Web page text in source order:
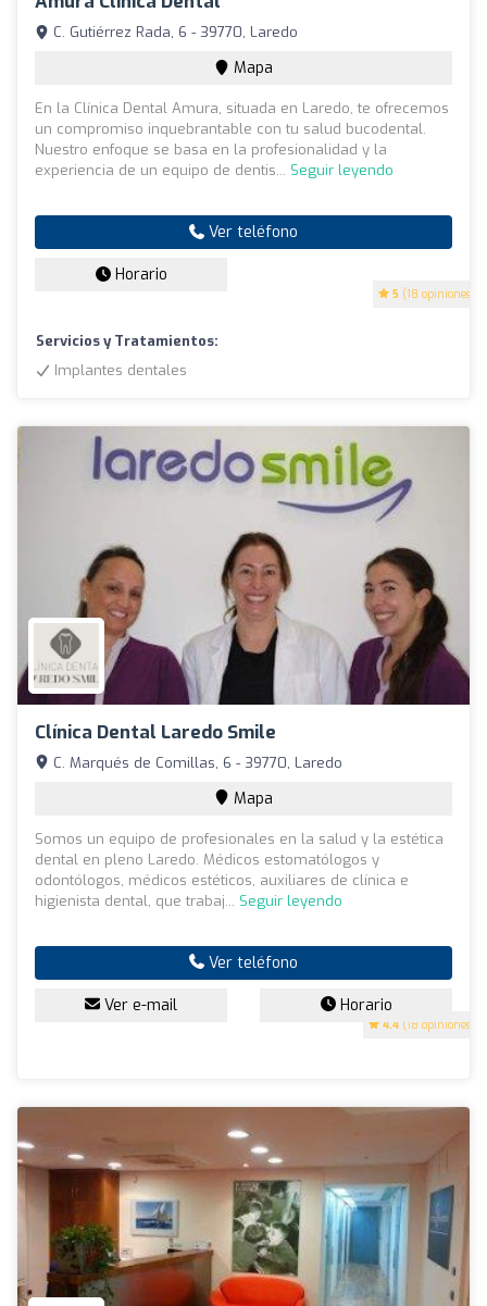
5 (18 opiniones)
C. Gutiérrez Rada, 6 - 39770, Laredo
Mapa
En la Clínica Dental Amura, situada en Laredo, te ofrecemos
un compromiso inquebrantable con tu salud bucodental.
Nuestro enfoque se basa en la profesionalidad y la
experiencia de un equipo de dentis... Seguir leyendo
Ver teléfono
Horario
Servicios y Tratamientos:
Implantes dentales
Clínica Dental Laredo Smile
4.4 (18 opiniones)
C. Marqués de Comillas, 6 - 39770, Laredo
Mapa
Somos un equipo de profesionales en la salud y la estética
dental en pleno Laredo. Médicos estomatólogos y
odontólogos, médicos estéticos, auxiliares de clínica e
higienista dental, que trabaj... Seguir leyendo
Ver teléfono
Ver e-mail Horario